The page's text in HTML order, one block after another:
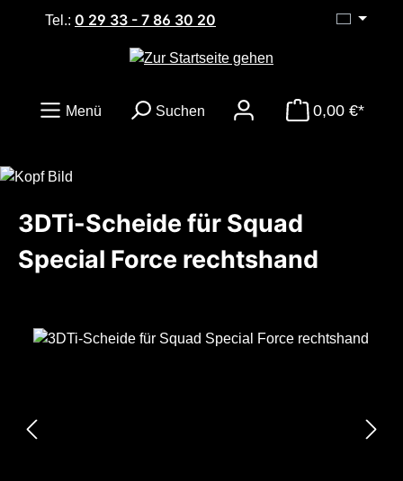
Zum Hauptinhalt springen
Tel.: 0 29 33 - 7 86 30 20
Menü Suchen 0,00 €*
3DTi-Scheide für Squad
Special Force rechtshand
Bildergalerie überspringen